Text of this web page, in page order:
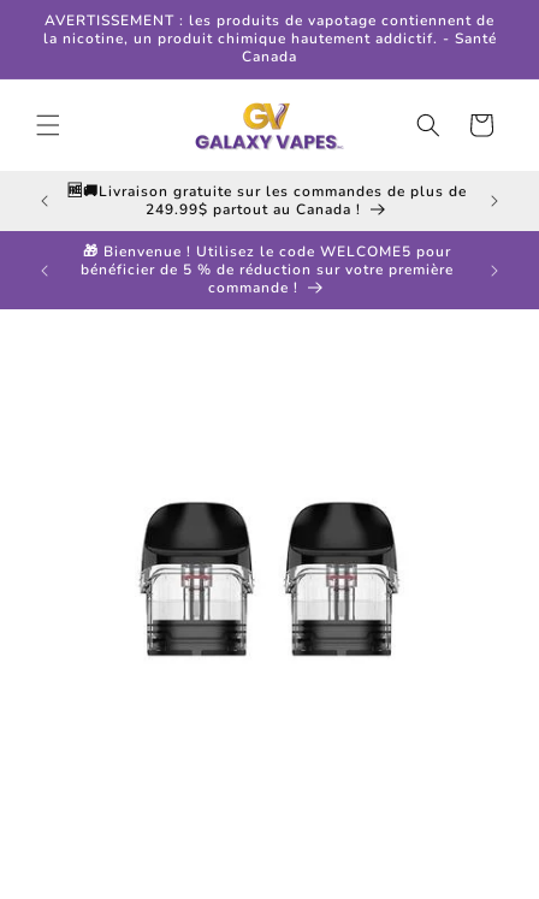
passer
au
AVERTISSEMENT : les produits de vapotage contiennent de
la nicotine, un produit chimique hautement addictif. - Santé
Canada
Panier
plus
🆓🚚Livraison gratuite sur les commandes de plus de
249.99$ partout au Canada !
🎁 Bienvenue ! Utilisez le code WELCOME5 pour
bénéficier de 5 % de réduction sur votre première
commande !